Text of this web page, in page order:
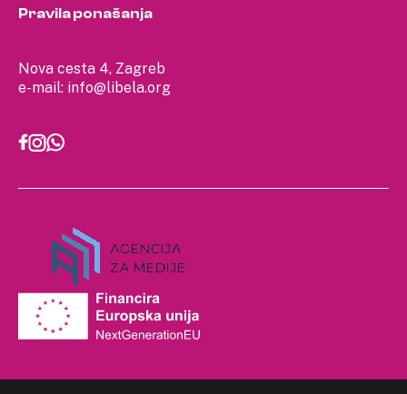
Nova cesta 4, Zagreb
e-mail: info@libela.org
Pravila ponašanja